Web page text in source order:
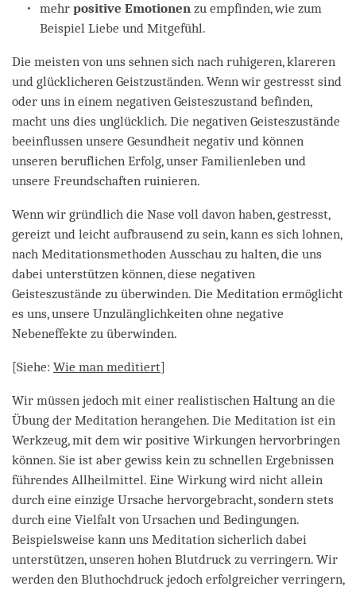
mehrpositive Emotionen zu empfinden, wie zum
Beispiel Liebe und Mitgefühl.
Die meisten von uns sehnen sich nach ruhigeren, klareren
und glücklicheren Geistzuständen. Wenn wir gestresst sind
oder uns in einem negativen Geisteszustand befinden,
macht uns dies unglücklich. Die negativen Geisteszustände
beeinflussen unsere Gesundheit negativ und können
unseren beruflichen Erfolg, unser Familienleben und
unsere Freundschaften ruinieren.
Wenn wir gründlich die Nase voll davon haben, gestresst,
gereizt und leicht aufbrausend zu sein, kann es sich lohnen,
nach Meditationsmethoden Ausschau zu halten, die uns
dabei unterstützen können, diese negativen
Geisteszustände zu überwinden. Die Meditation ermöglicht
es uns, unsere Unzulänglichkeiten ohne negative
Nebeneffekte zu überwinden.
[Siehe: Wie man meditiert]
Wir müssen jedoch mit einer realistischen Haltung an die
Übung der Meditation herangehen. Die Meditation ist ein
Werkzeug, mit dem wir positive Wirkungen hervorbringen
können. Sie ist aber gewiss kein zu schnellen Ergebnissen
führendes Allheilmittel. Eine Wirkung wird nicht allein
durch eine einzige Ursache hervorgebracht, sondern stets
durch eine Vielfalt von Ursachen und Bedingungen.
Beispielsweise kann uns Meditation sicherlich dabei
unterstützen, unseren hohen Blutdruck zu verringern. Wir
werden den Bluthochdruck jedoch erfolgreicher verringern,